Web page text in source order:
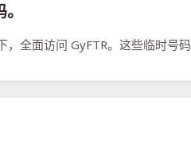
全面访问 GyFTR。这些临时号